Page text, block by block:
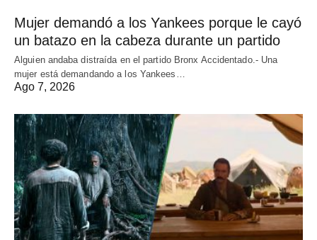
Mujer demandó a los Yankees porque le cayó
un batazo en la cabeza durante un partido
Alguien andaba distraída en el partido Bronx Accidentado.- Una
mujer está demandando a los Yankees…
Ago 7, 2026